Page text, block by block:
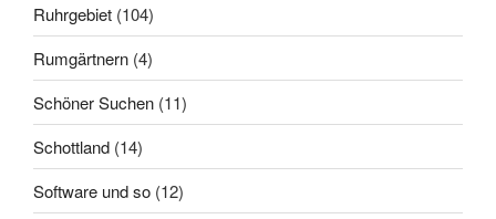
Ruhrgebiet (104)
Rumgärtnern (4)
Schöner Suchen (11)
Schottland (14)
Software und so (12)